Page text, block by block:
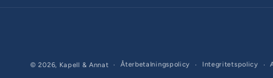
© 2026, Kapell & Annat Återbetalningspolicy Integritetspolicy